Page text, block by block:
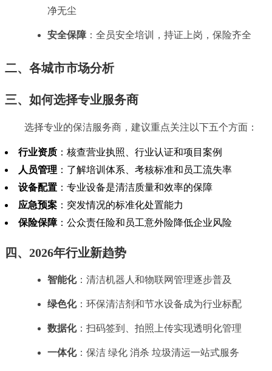
净无尘
安全保障 ：全员安全培训，持证上岗，保险齐全
二、各城市市场分析
三、如何选择专业服务商
选择专业的保洁服务商，建议重点关注以下五个方面：
行业资质 ：核查营业执照、行业认证和项目案例
人员管理 ：了解培训体系、考核标准和员工流失率
设备配置 ：专业设备是清洁质量和效率的保障
应急预案 ：突发情况的标准化处置能力
保险保障：公众责任险和员工意外险降低企业风险
四、2026年行业新趋势
智能化：清洁机器人和物联网管理逐步普及
绿色化：环保清洁剂和节水设备成为行业标配
数据化：扫码签到、拍照上传实现透明化管理
一体化：保洁 绿化 消杀 垃圾清运一站式服务